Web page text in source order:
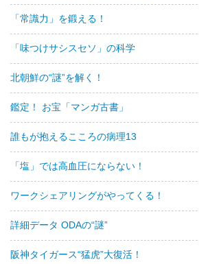
「常識力」を鍛える！
「味つけサシスセソ」の科学
北朝鮮の“謎”を解く！
鑑定！ お宝「マンガ古書」
誰もが抱えるこころの病理13
「塩」では高血圧にならない！
ワークシェアリングがやってくる！
詳細データ ODAの“謎”
阪神タイガース“猛虎”大復活！